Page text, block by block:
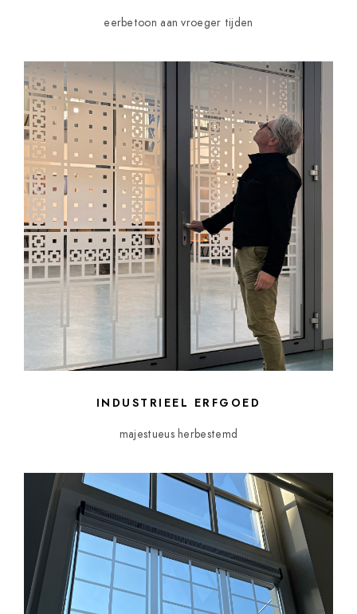
eerbetoon aan vroeger tijden
INDUSTRIEEL ERFGOED
majestueus herbestemd